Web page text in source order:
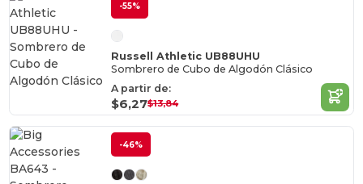
-55%
Russell Athletic UB88UHU
Sombrero de Cubo de Algodón Clásico
A partir de:
$6,27$13,84
-46%